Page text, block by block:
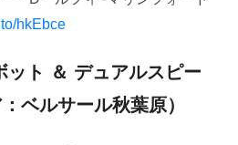
hkEbce
ット ＆ デュアルスピー
ベルサール秋葉原）